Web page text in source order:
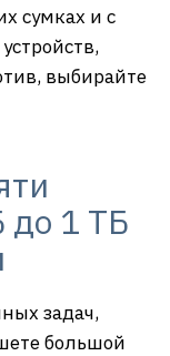
сумках и с
выбирайте
до 1 ТБ
задач,
большой